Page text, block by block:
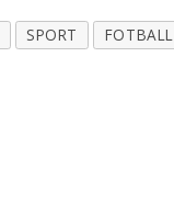
SPORT FOTBALL